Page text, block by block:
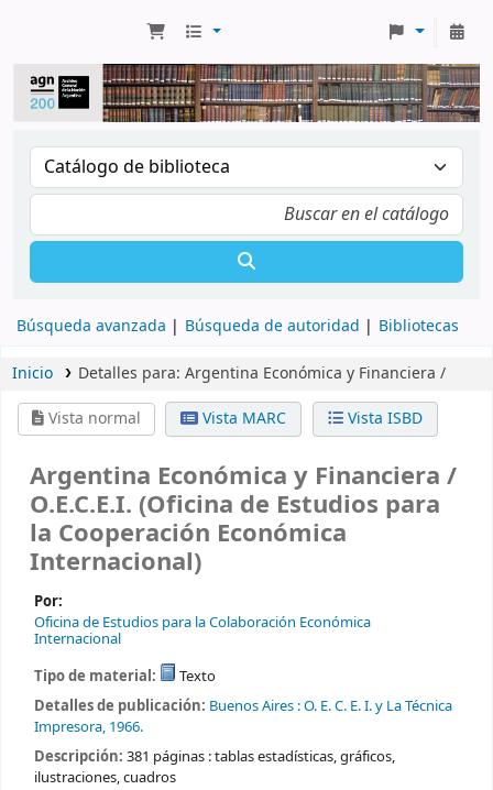
Búsqueda avanzada Búsqueda de autoridad Bibliotecas
Inicio Detalles para: Argentina Económica y Financiera /
Vista normal
Vista MARC Vista ISBD
Argentina Económica y Financiera /
O.E.C.E.I. (Oficina de Estudios para
la Cooperación Económica
Internacional)
Por:
Oficina de Estudios para la Colaboración Económica
Internacional
Tipo de material:
Texto
Detalles de publicación: Buenos Aires :O. E. C. E. I. y La Técnica
Impresora, 1966.
Descripción: 381 páginas : tablas estadísticas, gráficos,
ilustraciones, cuadros